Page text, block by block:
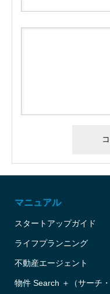
マニュアル
スタートアップガイド
ライフプランニング
不動産エージェント
物件 Search ＋（サーチ・